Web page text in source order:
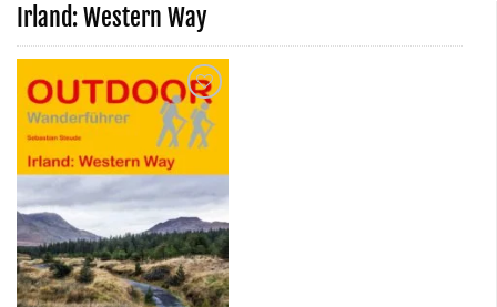
Irland: Western Way
Zu
Wunschliste
hinzufügen